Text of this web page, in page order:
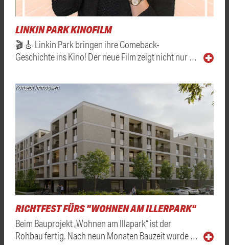
LINKIN PARK KINOFILM
🎬🎸 Linkin Park bringen ihre Comeback-
Geschichte ins Kino! Der neue Film zeigt nicht nur …
Konzept Immobilien
RICHTFEST FÜRS "WOHNEN AM ILLERPARK"
Beim Bauprojekt „Wohnen am Illapark“ ist der
Rohbau fertig. Nach neun Monaten Bauzeit wurde …